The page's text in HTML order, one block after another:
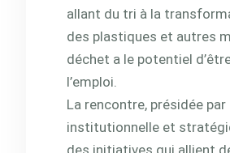
allant du tri à la
des plastiques et autres
déchet a le potentiel
l’emploi.
La rencontre, présidée
institutionnelle et
des initiatives qui allient